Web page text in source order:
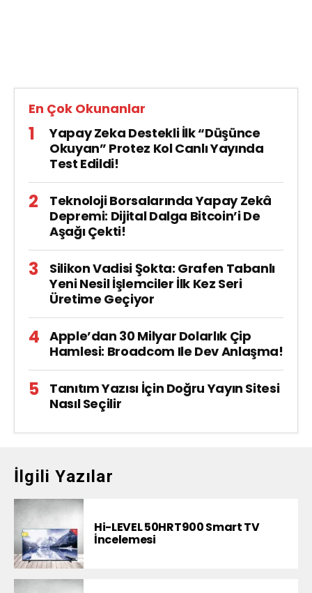
En Çok Okunanlar
Yapay Zeka Destekli İlk “Düşünce
Okuyan” Protez Kol Canlı Yayında
Test Edildi!
Teknoloji Borsalarında Yapay Zekâ
Depremi: Dijital Dalga Bitcoin’i De
Aşağı Çekti!
Silikon Vadisi Şokta: Grafen Tabanlı
Yeni Nesil İşlemciler İlk Kez Seri
Üretime Geçiyor
Apple’dan 30 Milyar Dolarlık Çip
Hamlesi: Broadcom Ile Dev Anlaşma!
Tanıtım Yazısı İçin Doğru Yayın Sitesi
Nasıl Seçilir
İlgili Yazılar
Hi-LEVEL 50HRT900 Smart TV
İncelemesi